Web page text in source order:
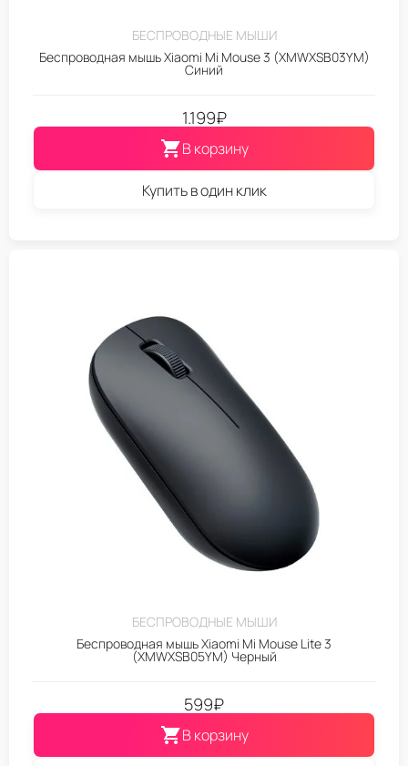
БЕСПРОВОДНЫЕ МЫШИ
Беспроводная мышь Xiaomi Mi Mouse 3 (XMWXSB03YM)
Синий
1.199₽
В корзину
Купить в один клик
БЕСПРОВОДНЫЕ МЫШИ
Беспроводная мышь Xiaomi Mi Mouse Lite 3
(XMWXSB05YM) Черный
599₽
В корзину